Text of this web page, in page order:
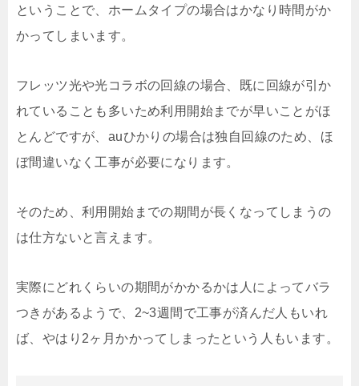
ということで、ホームタイプの場合はかなり時間がか
かってしまいます。
フレッツ光や光コラボの回線の場合、既に回線が引か
れていることも多いため利用開始までが早いことがほ
とんどですが、auひかりの場合は独自回線のため、ほ
ぼ間違いなく工事が必要になります。
そのため、利用開始までの期間が長くなってしまうの
は仕方ないと言えます。
実際にどれくらいの期間がかかるかは人によってバラ
つきがあるようで、2~3週間で工事が済んだ人もいれ
ば、やはり2ヶ月かかってしまったという人もいます。